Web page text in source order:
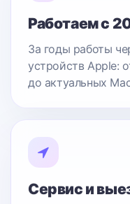
Работаем с
За годы работы
устройств Apple:
до актуальных
Сервис и